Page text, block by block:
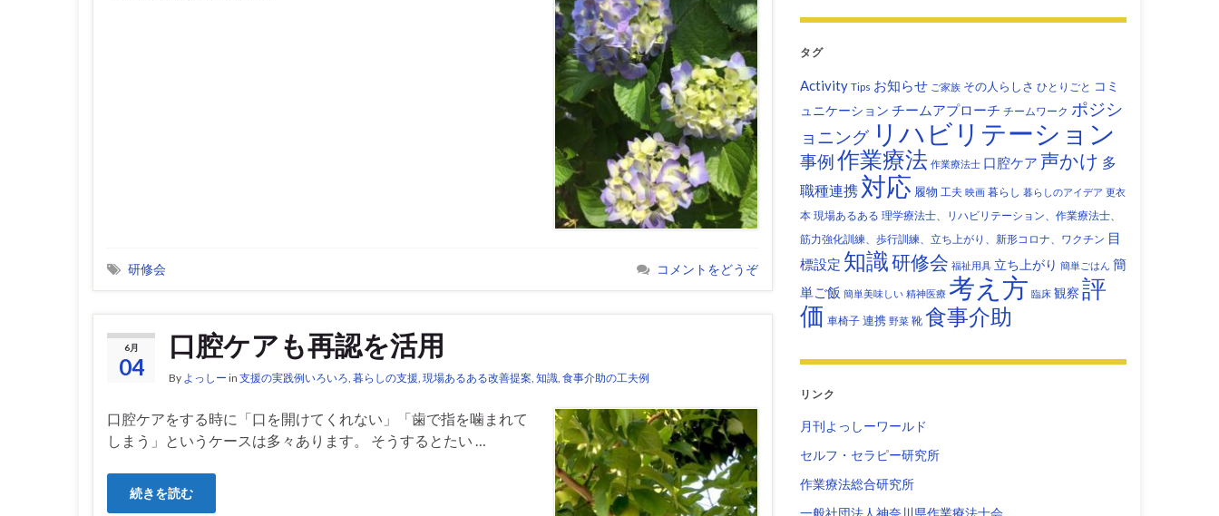
研修会 コメントをどうぞ
6月
04
口腔ケアも再認を活用
By よっしー in 支援の実践例いろいろ, 暮らしの支援, 現場あるある改善提案, 知識, 食事介助の工夫例
口腔ケアをする時に「口を開けてくれない」「歯で指を噛まれて
しまう」というケースは多々あります。 そうするとたい …
続きを読む
タグ
Activity Tips お知らせ ご家族 その人らしさ ひとりごと コミ
ュニケーション チームアプローチ チームワーク ポジシ
ョニング リハビリテーション
事例作業療法 作業療法士 口腔ケア 声かけ 多
職種連携 対応 履物 工夫 映画 暮らし 暮らしのアイデア 更衣
本 現場あるある 理学療法士、リハビリテーション、作業療法士、
筋力強化訓練、歩行訓練、立ち上がり、新形コロナ、ワクチン 目
標設定 知識研修会 福祉用具 立ち上がり 簡単ごはん 簡
単ご飯 簡単美味しい 精神医療 考え方 臨床 観察 評
価 車椅子 連携 野菜 靴 食事介助
リンク
月刊よっしーワールド
セルフ・セラピー研究所
作業療法総合研究所
一般社団法人神奈川県作業療法士会